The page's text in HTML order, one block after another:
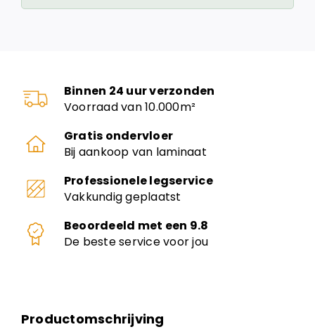
Binnen 24 uur verzonden
Voorraad van 10.000m²
Gratis ondervloer
Bij aankoop van laminaat
Professionele legservice
Vakkundig geplaatst
Beoordeeld met een 9.8
De beste service voor jou
Productomschrijving